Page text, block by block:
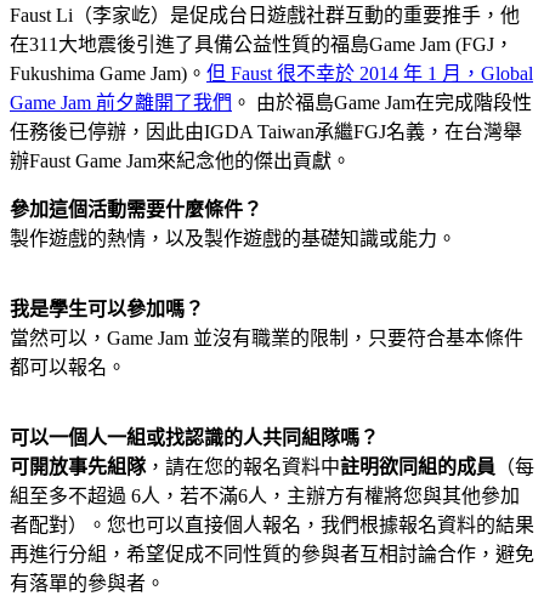
Faust Li（李家屹）是促成台日遊戲社群互動的重要推手，他
在311大地震後引進了具備公益性質的福島Game Jam (FGJ，
Fukushima Game Jam)。 但 Faust 很不幸於 2014 年 1 月，Global
Game Jam 前夕離開了我們 。 由於福島Game Jam在完成階段性
任務後已停辦，因此由IGDA Taiwan承繼FGJ名義，在台灣舉
辦Faust Game Jam來紀念他的傑出貢獻。
參加這個活動需要什麼條件？
製作遊戲的熱情，以及製作遊戲的基礎知識或能力。
我是學生可以參加嗎？
當然可以，Game Jam 並沒有職業的限制，只要符合基本條件
都可以報名。
可以一個人一組或找認識的人共同組隊嗎？
可開放事先組隊，請在您的報名資料中註明欲同組的成員 （每
組至多不超過 6人，若不滿6人，主辦方有權將您與其他參加
者配對）。您也可以直接個人報名，我們根據報名資料的結果
再進行分組，希望促成不同性質的參與者互相討論合作，避免
有落單的參與者。